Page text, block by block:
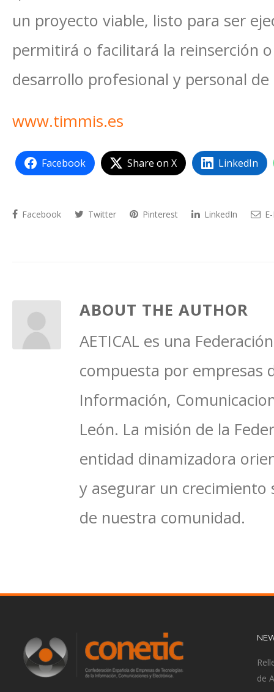
un proyecto viable, listo para ser
permitirá o facilitará la reinserción
desarrollo profesional y personal
www.timmis.es
Facebook Share on X LinkedIn
Facebook Twitter Pinterest LinkedIn
ABOUT THE AUTHOR
AETICAL es una
compuesta por empresas
Información,
León. La misión de la
entidad dinamizadora
y asegurar un crecimiento
de nuestra comunidad.
de